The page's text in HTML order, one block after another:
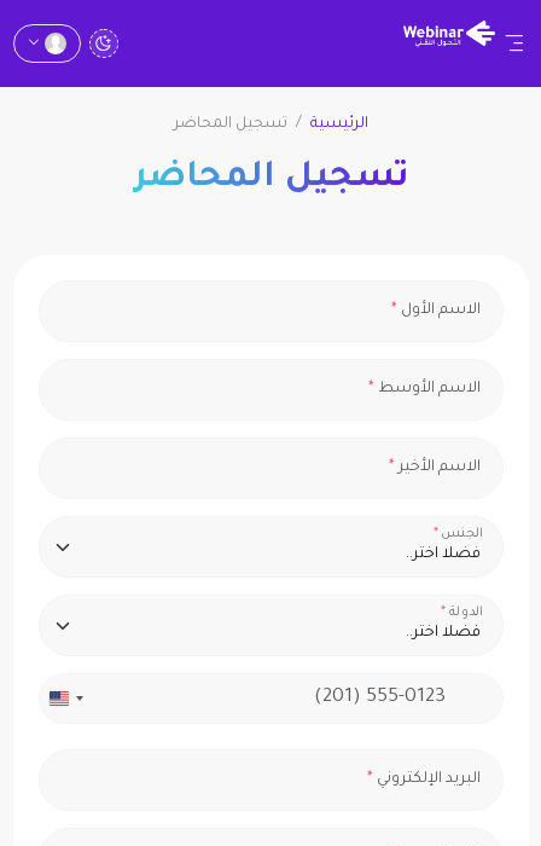
الرئيسية تسجيل المحاضر
تسجيل المحاضر
الاسم الأول *
الاسم الأوسط *
الاسم الأخير *
الجنس *
الدولة *
البريد الإلكتروني *